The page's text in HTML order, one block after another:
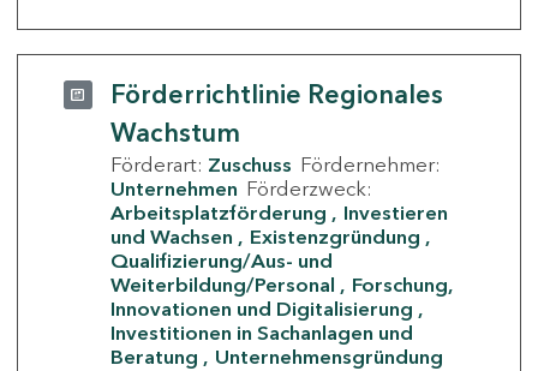
Förderrichtlinie Regionales
Wachstum
Förderart: Zuschuss Fördernehmer:
Unternehmen Förderzweck:
Arbeitsplatzförderung
Investieren
und Wachsen
Existenzgründung
Qualifizierung/Aus- und
Weiterbildung/Personal
Forschung,
Innovationen und Digitalisierung
Investitionen in Sachanlagen und
Beratung
Unternehmensgründung